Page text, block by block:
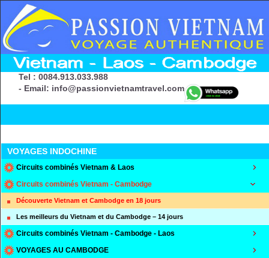
Tel : 0084.913.033.988
- Email: info@passionvietnamtravel.com
VOYAGES INDOCHINE
Circuits combinés Vietnam & Laos
Circuits combinés Vietnam - Cambodge
Découverte Vietnam et Cambodge en 18 jours
Les meilleurs du Vietnam et du Cambodge – 14 jours
Circuits combinés Vietnam - Cambodge - Laos
VOYAGES AU CAMBODGE